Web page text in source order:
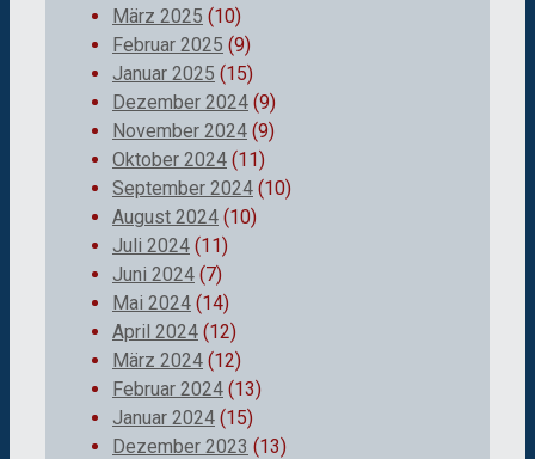
März 2025 (10)
Februar 2025 (9)
Januar 2025 (15)
Dezember 2024 (9)
November 2024 (9)
Oktober 2024 (11)
September 2024 (10)
August 2024 (10)
Juli 2024 (11)
Juni 2024 (7)
Mai 2024 (14)
April 2024 (12)
März 2024 (12)
Februar 2024 (13)
Januar 2024 (15)
Dezember 2023 (13)